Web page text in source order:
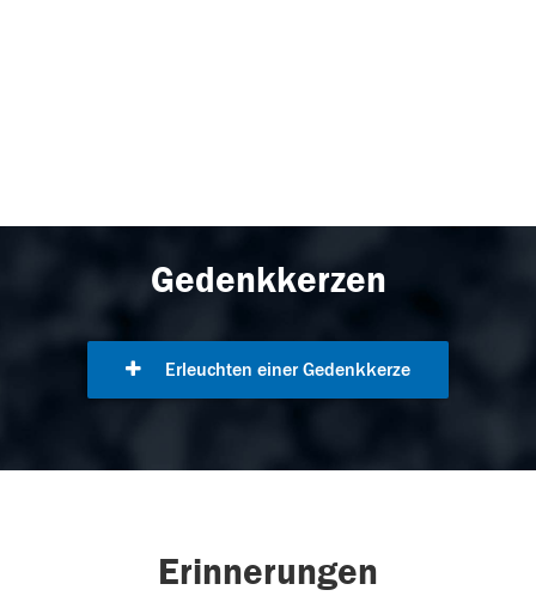
Gedenkkerzen
Erleuchten einer Gedenkkerze
Erinnerungen